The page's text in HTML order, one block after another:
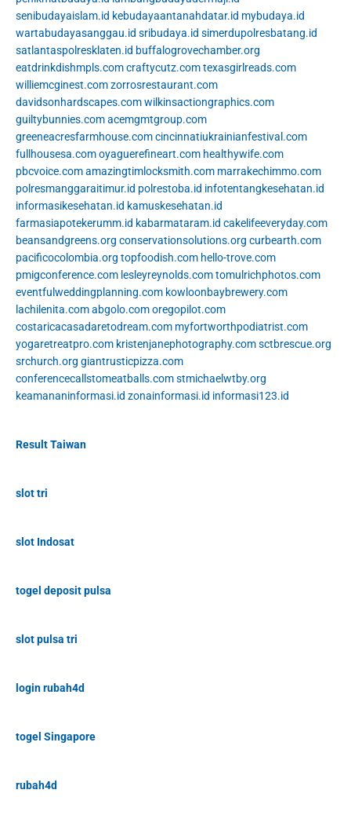
senibudayaislam.id kebudayaantanahdatar.id mybudaya.id
wartabudayasanggau.id sribudaya.id simerdupolresbatang.id
satlantaspolresklaten.id buffalogrovechamber.org
eatdrinkdishmpls.comcraftycutz.comtexasgirlreads.com
williemcginest.comzorrosrestaurant.com
davidsonhardscapes.comwilkinsactiongraphics.com
guiltybunnies.comacemgmtgroup.com
greeneacresfarmhouse.comcincinnatiukrainianfestival.com
fullhousesa.comoyaguerefineart.com healthywife.com
pbcvoice.comamazingtimlocksmith.com marrakechimmo.com
polresmanggaraitimur.id polrestoba.id infotentangkesehatan.id
informasikesehatan.id kamuskesehatan.id
farmasiapotekerumm.id kabarmataram.id cakelifeeveryday.com
beansandgreens.org conservationsolutions.org curbearth.com
pacificocolombia.org topfoodish.com hello-trove.com
pmigconference.com lesleyreynolds.comtomulrichphotos.com
eventfulweddingplanning.com kowloonbaybrewery.com
lachilenita.comabgolo.comoregopilot.com
costaricacasadaretodream.com myfortworthpodiatrist.com
yogaretreatpro.com kristenjanephotography.comsctbrescue.org
srchurch.org giantrusticpizza.com
conferencecallstomeatballs.comstmichaelwtby.org
keamananinformasi.id zonainformasi.id informasi123.id
Result Taiwan
slot tri
slot Indosat
togel deposit pulsa
slot pulsa tri
login rubah4d
togel Singapore
rubah4d